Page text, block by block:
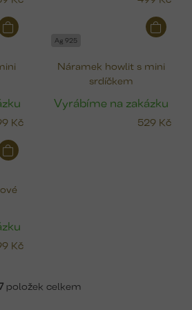
Kč
Ag 925
Náramek howlit s mini
srdíčkem
Vyrábíme na zakázku
529 Kč
Kč
položek celkem